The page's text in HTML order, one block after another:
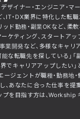
ザイナー・エンジニア・マ
IT・DX業界に特化した転
ド勤務・副業OKなど、柔
ケティング、スタートアッ
業開発など、多様なキャリ
能な転職先を探している」
界でキャリアアップしたい
ジェントが職種・勤務地
、あなたに合った仕事を提
プを目指す方は、Workship